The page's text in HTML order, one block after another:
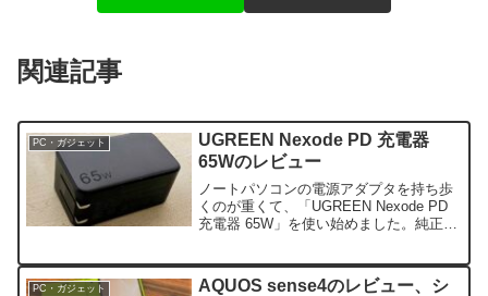
関連記事
PC・ガジェット
UGREEN Nexode PD 充電器
65Wのレビュー
ノートパソコンの電源アダプタを持ち歩
くのが重くて、「UGREEN Nexode PD
充電器 65W」を使い始めました。純正の
た...
PC・ガジェット
AQUOS sense4のレビュー、シ